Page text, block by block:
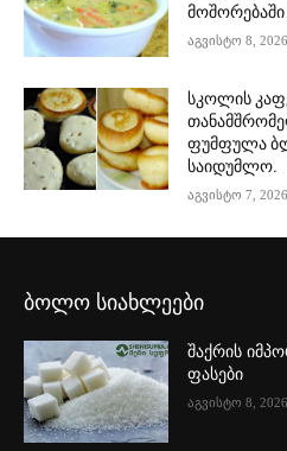
აგვისტო 8, 2026
სკოლის
ფუმფულა
საიდუმლო.
აგვისტო 7, 2026
ბოლო სიახლეები
შაქრის
ფასები
აგვისტო 8, 2026